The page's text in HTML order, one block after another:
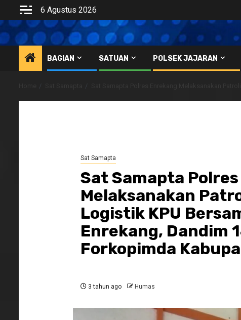
content
6 Agustus 2026
BAGIAN SATUAN POLSEK JAJARAN
Sat Samapta
Sat Samapta
Melaksanakan
Logistik KPU
Enrekang, Dandim
Forkopimda
3 tahun ago Humas